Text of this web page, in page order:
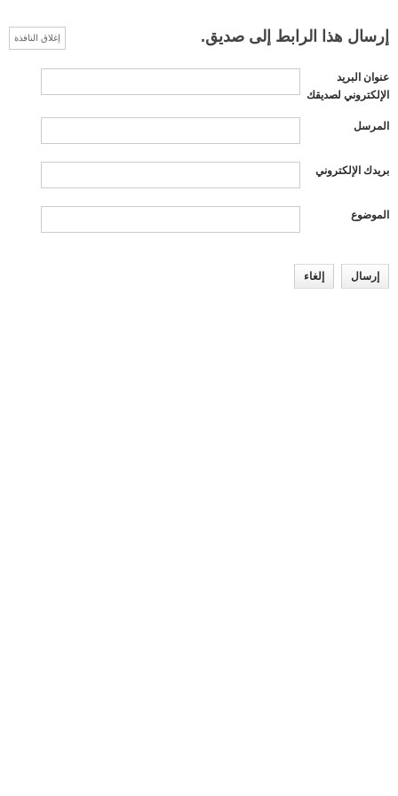
إرسال هذا الرابط إلى صديق. إغلاق النافذة
عنوان البريد
الإلكتروني لصديقك
المرسل
بريدك الإلكتروني
الموضوع
إرسال إلغاء